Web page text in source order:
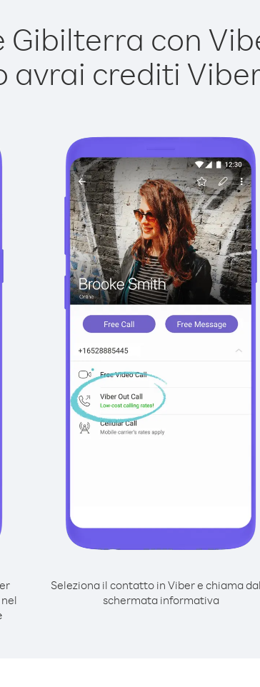
Gibilterra con
avrai crediti
Seleziona il contatto in Viber e chiama
schermata informativa